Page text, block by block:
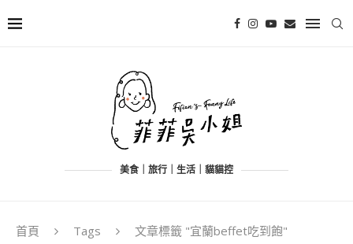
美食｜旅行｜生活｜貓貓控
首頁 Tags 文章標籤 "宜蘭beffet吃到飽"